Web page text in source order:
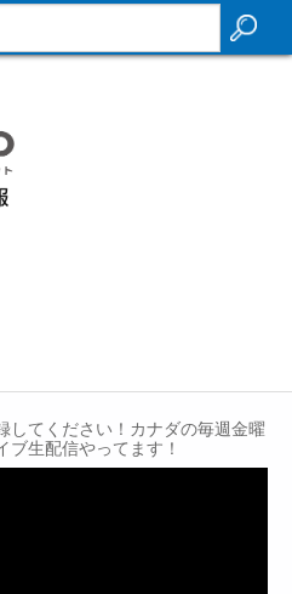
してください！カナダの毎週金曜
ブ生配信やってます！